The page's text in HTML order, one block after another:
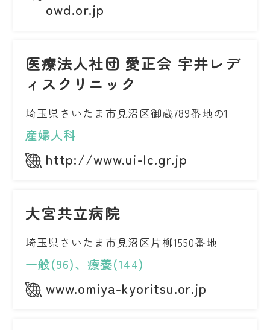
owd.or.jp
医療法人社団 愛正会 宇井レデ
ィスクリニック
埼玉県さいたま市見沼区御蔵789番地の1
産婦人科
http://www.ui-lc.gr.jp
大宮共立病院
埼玉県さいたま市見沼区片柳1550番地
一般(96)、療養(144)
www.omiya-kyoritsu.or.jp